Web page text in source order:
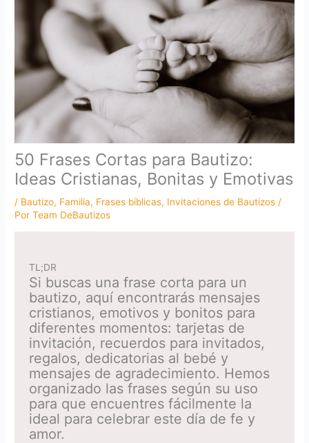
50 Frases Cortas para Bautizo:
Ideas Cristianas, Bonitas y Emotivas
/ Bautizo, Familia, Frases bíblicas, Invitaciones de Bautizos /
PorTeam DeBautizos
TL;DR
Si buscas una frase corta para un
bautizo, aquí encontrarás mensajes
cristianos, emotivos y bonitos para
diferentes momentos: tarjetas de
invitación, recuerdos para invitados,
regalos, dedicatorias al bebé y
mensajes de agradecimiento. Hemos
organizado las frases según su uso
para que encuentres fácilmente la
ideal para celebrar este día de fe y
amor.